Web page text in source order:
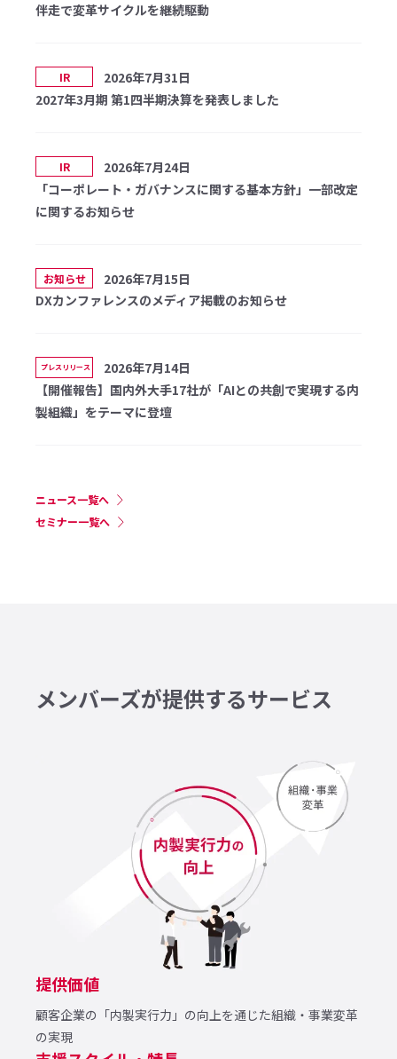
伴走で変革サイクルを継続駆動
IR
2026年7月31日
2027年3月期 第1四半期決算を発表しました
IR
2026年7月24日
「コーポレート・ガバナンスに関する基本方針」一部改定
に関するお知らせ
お知らせ
2026年7月15日
DXカンファレンスのメディア掲載のお知らせ
プレスリリース
2026年7月14日
【開催報告】国内外大手17社が「AIとの共創で実現する内
製組織」をテーマに登壇
ニュース一覧へ
セミナー一覧へ
メンバーズが提供するサービス
提供価値
顧客企業の「内製実行力」の向上を通じた組織・事業変革
の実現